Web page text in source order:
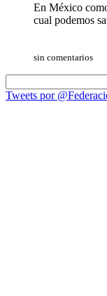
En México
cual podemos
sin comentarios
Tweets por